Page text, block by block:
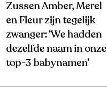
Zussen Amber, Merel
en Fleur zijn tegelijk
zwanger: ‘We hadden
dezelfde naam in onze
top-3 babynamen’